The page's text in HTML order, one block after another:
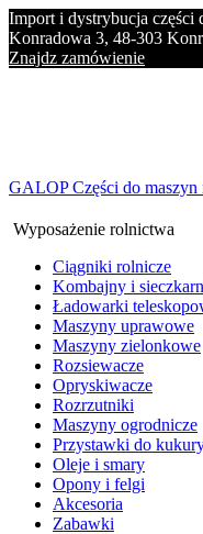
Import i dystrybucja części
Konradowa 3, 48-303
Znajdz zamówienie
GALOP Części do maszyn
Wyposażenie rolnictwa
Ciągniki rolnicze
Kombajny i
Ładowarki
Maszyny uprawowe
Maszyny zielonkowe
Rozsiewacze
Opryskiwacze
Rozrzutniki
Maszyny ogrodnicze
Przystawki do
Oleje i smary
Opony i felgi
Akcesoria
Zabawki